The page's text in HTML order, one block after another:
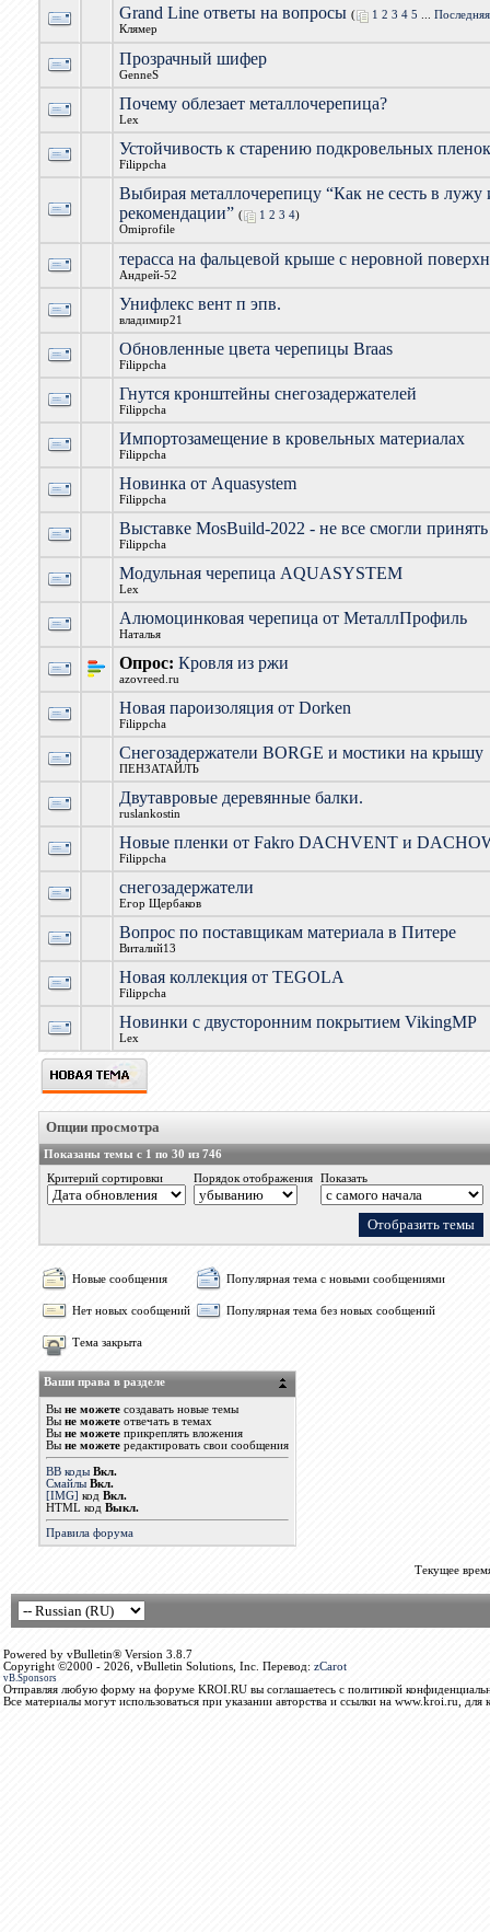
Grand Line ответы на вопросы ( 1 2 3 4 5
Клямер
Прозрачный шифер
GenneS
Почему облезает металлочерепица?
Lex
Устойчивость к старению подкровельных пленок
Filippcha
Выбирая металлочерепицу “Как не сесть в лужу
рекомендации” ( 1 2 3 4)
Omiprofile
терасса на фальцевой крыше с неровной
Андрей-52
Унифлекс вент п эпв.
владимир21
Обновленные цвета черепицы Braas
Filippcha
Гнутся кронштейны снегозадержателей
Filippcha
Импортозамещение в кровельных материалах
Filippcha
Новинка от Aquasystem
Filippcha
Выставке MosBuild-2022 - не все смогли принять
Filippcha
Модульная черепица AQUASYSTEM
Lex
Алюмоцинковая черепица от МеталлПрофиль
Наталья
Опрос: Кровля из ржи
azovreed.ru
Новая пароизоляция от Dorken
Filippcha
Снегозадержатели BORGE и мостики на крышу
ПЕНЗАТАЙЛЪ
Двутавровые деревянные балки.
ruslankostin
Новые пленки от Fakro DACHVENT и
Filippcha
снегозадержатели
Егор Щербаков
Вопрос по поставщикам материала в Питере
Виталий13
Новая коллекция от TEGOLA
Filippcha
Новинки с двусторонним покрытием VikingMP
Lex
Опции просмотра
Показаны темы с 1 по 30 из 746
Критерий сортировки
Порядок отображения Показать
Новые сообщения Популярная тема с новыми сообщениями
Нет новых сообщений Популярная тема без новых сообщений
Тема закрыта
Ваши права в разделе
Вы не можетесоздавать новые темы
Вы не можетеотвечать в темах
Вы не можетеприкреплять вложения
Вы не можетередактировать свои сообщения
BB коды Вкл.
Смайлы Вкл.
[IMG] код Вкл.
HTML код Выкл.
Правила форума
Текущее
Powered by vBulletin® Version 3.8.7
Copyright ©2000 - 2026, vBulletin Solutions, Inc. Перевод: zCarot
vB.Sponsors
Отправляя любую форму на форуме KROI.RU вы соглашаетесь с политикой
Все материалы могут использоваться при указании авторства и ссылки на www.kroi.ru, для